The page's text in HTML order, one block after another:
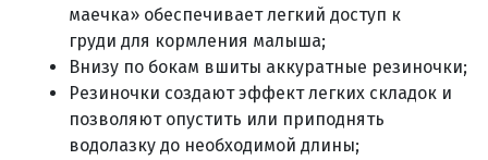
маечка» обеспечивает легкий доступ к
груди для кормления малыша;
Внизу по бокам вшиты аккуратные резиночки;
Резиночки создают эффект легких складок и
позволяют опустить или приподнять
водолазку до необходимой длины;